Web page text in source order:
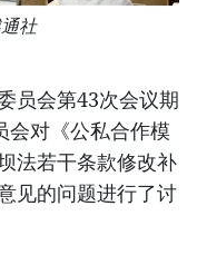
社
员会第43次会议期
会对《公私合作模
法若干条款修改补
见的问题进行了讨